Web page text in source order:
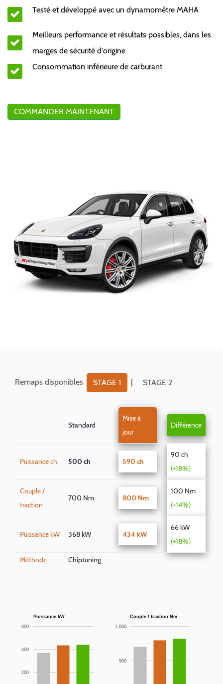
Testé et développé avec un dynamomètre MAHA
Meilleurs performance et résultats possibles, dans les
marges de sécurité d'origine
Consommation inférieure de carburant
COMMANDER MAINTENANT
Remaps disponibles STAGE 1 | STAGE 2
Standard
Mise à
jour
Différence
Puissance ch 500 ch 590 ch
90 ch
(+18%)
Couple /
traction
700 Nm 800 Nm
100 Nm
(+14%)
Puissance kW 368 kW 434 kW
66 kW
(+18%)
Méthode Chiptuning
Puissance kW
200
400
600
Couple / traction Nm
500
1,000